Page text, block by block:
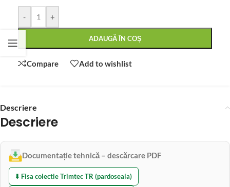
- +
ADAUGĂ ÎN COȘ
Compare Add to wishlist
Descriere
Descriere
Documentație tehnică – descărcare PDF
⬇️ Fisa colectie Trimtec TR (pardoseala)